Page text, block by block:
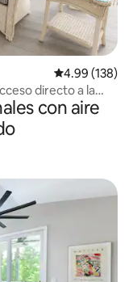
Calificación
4.99 (138)
directo a la
con aire